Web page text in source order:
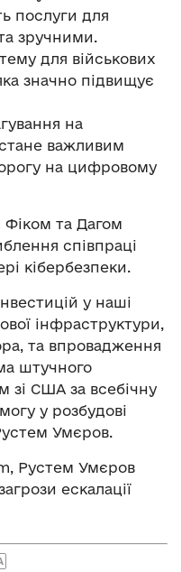
послуги для
зручними.
для військових
значно підвищує
на
важливим
на цифровому
та Дагом
співпраці
кібербезпеки.
у наші
інфраструктури,
та впровадження
штучного
зі США за всебічну
у розбудові
Умєров.
Рустем Умєров
ескалації